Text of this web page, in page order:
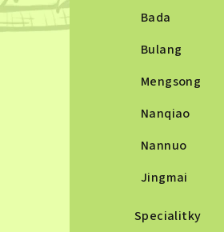
Bada
Bulang
Mengsong
Nanqiao
Nannuo
Jingmai
Specialitky